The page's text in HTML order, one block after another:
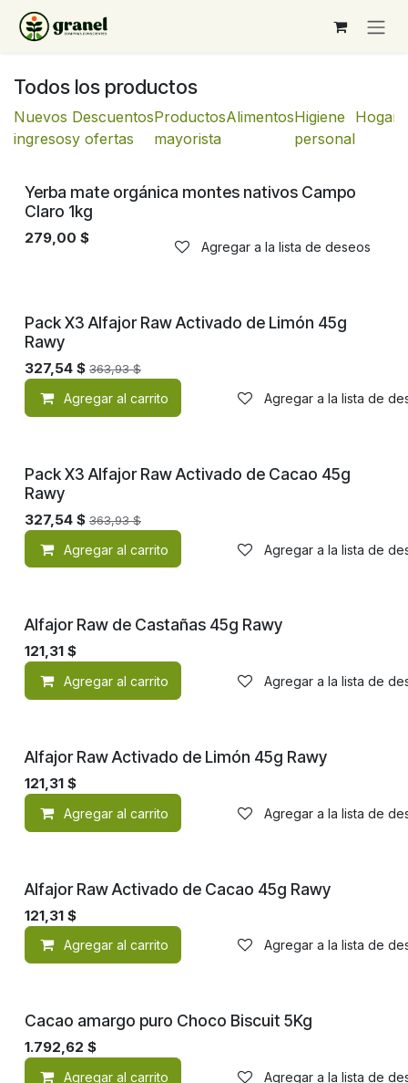
Ir al contenido
Todos los productos
Nuevos
ingresos
Descuentos
y ofertas
Productos
mayorista
AlimentosHigiene
personal
Hogar
¡Nuevo!
Yerba mate orgánica montes nativos Campo
Claro 1kg
279,00 $
Agregar a la lista de deseos
¡Nuevo!
Pack X3 Alfajor Raw Activado de Limón 45g
Rawy
327,54 $ 363,93$
Agregar al carrito Agregar a la lista de
¡Nuevo!
Pack X3 Alfajor Raw Activado de Cacao 45g
Rawy
327,54 $ 363,93$
Agregar al carrito Agregar a la lista de
¡Nuevo!
Alfajor Raw de Castañas 45g Rawy
121,31 $
Agregar al carrito Agregar a la lista de
¡Nuevo!
Alfajor Raw Activado de Limón 45g Rawy
121,31 $
Agregar al carrito Agregar a la lista de
¡Nuevo!
Alfajor Raw Activado de Cacao 45g Rawy
121,31 $
Agregar al carrito Agregar a la lista de
¡Nuevo!
Cacao amargo puro Choco Biscuit 5Kg
1.792,62 $
Agregar al carrito Agregar a la lista de